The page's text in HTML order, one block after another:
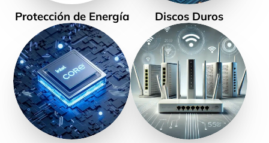
Protección de Energía Discos Duros